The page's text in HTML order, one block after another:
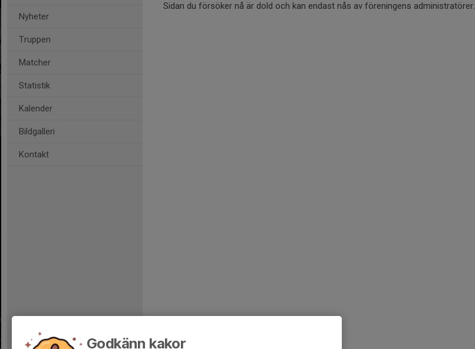
Nyheter
Truppen
Matcher
Statistik
Kalender
Bildgalleri
Kontakt
Sidan du försöker nå är dold och kan endast nås av föreningens administratörer.
Godkänn kakor